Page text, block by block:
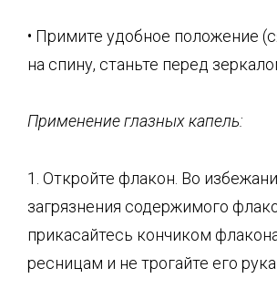
• Примите удобное положение
на спину, станьте перед
Применение глазных капель:
1. Откройте флакон. Во
загрязнения содержимого
прикасайтесь кончиком
ресницам и не трогайте его